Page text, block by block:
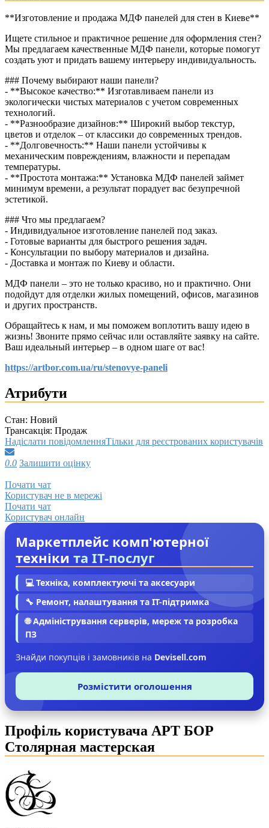
**Изготовление и продажа МДФ панелей для стен в Киеве**
Ищете стильное и практичное решение для оформления стен?
Мы предлагаем качественные МДФ панели, которые помогут
создать уют и придать вашему интерьеру индивидуальность.
### Почему выбирают наши панели?
- **Высокое качество:** Изготавливаем панели из
экологически чистых материалов с учетом современных
технологий.
- **Разнообразие дизайнов:** Широкий выбор текстур,
цветов и отделок – от классики до современных трендов.
- **Долговечность:** Наши панели устойчивы к
механическим повреждениям, влажности и перепадам
температуры.
- **Простота монтажа:** Установка МДФ панелей займет
минимум времени, а результат порадует вас безупречной
эстетикой.
### Что мы предлагаем?
- Индивидуальное изготовление панелей под заказ.
- Готовые варианты для быстрого решения задач.
- Консультации по выбору материалов и дизайна.
- Доставка и монтаж по Киеву и области.
МДФ панели – это не только красиво, но и практично. Они
подойдут для отделки жилых помещений, офисов, магазинов
и других пространств.
Обращайтесь к нам, и мы поможем воплотить вашу идею в
жизнь! Звоните прямо сейчас или оставляйте заявку на сайте.
Ваш идеальный интерьер – в одном шаге от вас!
https://artbor.com.ua/ru/stenovye-paneli
Атрибути
Стан: Новий
Трансакція: Продаж
Надіслати повідомленняТільки для реєстрованих користувачів
0.0 Залишити оцінку
Почати чат
Користувач не в мережі
Почати чат
Користувач онлайн
Маркетплейс комп'ютерної
техніки та IT-послуг
💻 Техніка, комплектуючі та аксесуари
🔧 Ремонт, налаштування та IT-підтримка
🌐 Адміністрування серверів, мереж та розробка
ПЗ
Знайди покупців і замовників на Devisell.com
Розмістити оголошення
Профіль користувача АРТ БОР
Столярная мастерская